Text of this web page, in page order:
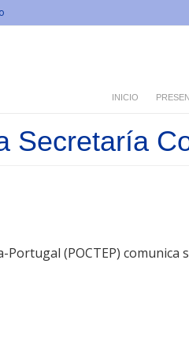
INICIO
Secretaría
(POCTEP) comunica